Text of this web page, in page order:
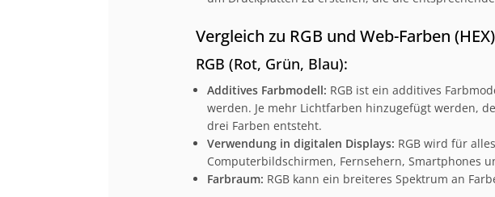
Vergleich zu RGB und Web-Farben
RGB (Rot, Grün, Blau):
Additives Farbmodell: RGB ist ein additives
werden. Je mehr Lichtfarben hinzugefügt werden,
drei Farben entsteht.
Verwendung in digitalen Displays: RGB wird für
Computerbildschirmen, Fernsehern, Smartphones
Farbraum: RGB kann ein breiteres Spektrum an